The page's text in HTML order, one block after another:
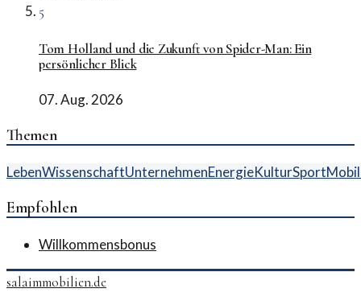
5
Tom Holland und die Zukunft von Spider-Man: Ein
persönlicher Blick
07. Aug. 2026
Themen
LebenWissenschaftUnternehmenEnergieKulturSport
Empfohlen
Willkommensbonus
salaimmobilien.de